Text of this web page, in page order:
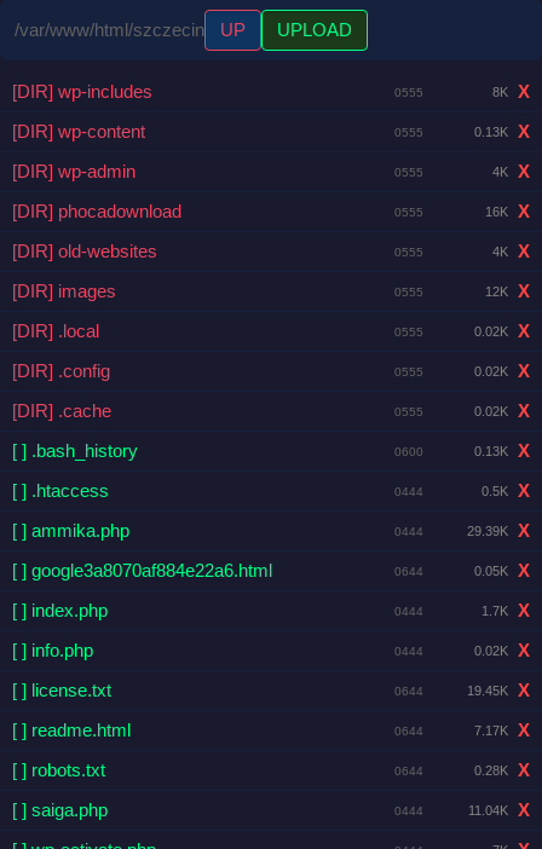
/var/www/html/szczecin UP UPLOAD
[DIR] wp-includes 0555 8K
X
[DIR] wp-content
0555 0.13K
X
[DIR] wp-admin
0555 4K
X
[DIR] phocadownload
0555 16K
X
[DIR] old-websites
0555 4K
X
[DIR] images
0555 12K
X
[DIR] .local
0555 0.02K
X
[DIR] .config
0555 0.02K
X
[DIR] .cache
0555 0.02K
X
[ ] .bash_history
0600 0.13K
X
[ ] .htaccess
0444 0.5K
X
[ ] ammika.php
0444 29.39K
X
[ ] google3a8070af884e22a6.html
0644 0.05K
X
[ ] index.php
0444 1.7K
X
[ ] info.php
0444 0.02K
X
[ ] license.txt
0644 19.45K
X
[ ] readme.html
0644 7.17K
X
[ ] robots.txt
0644 0.28K
X
[ ] saiga.php
0444 11.04K
X